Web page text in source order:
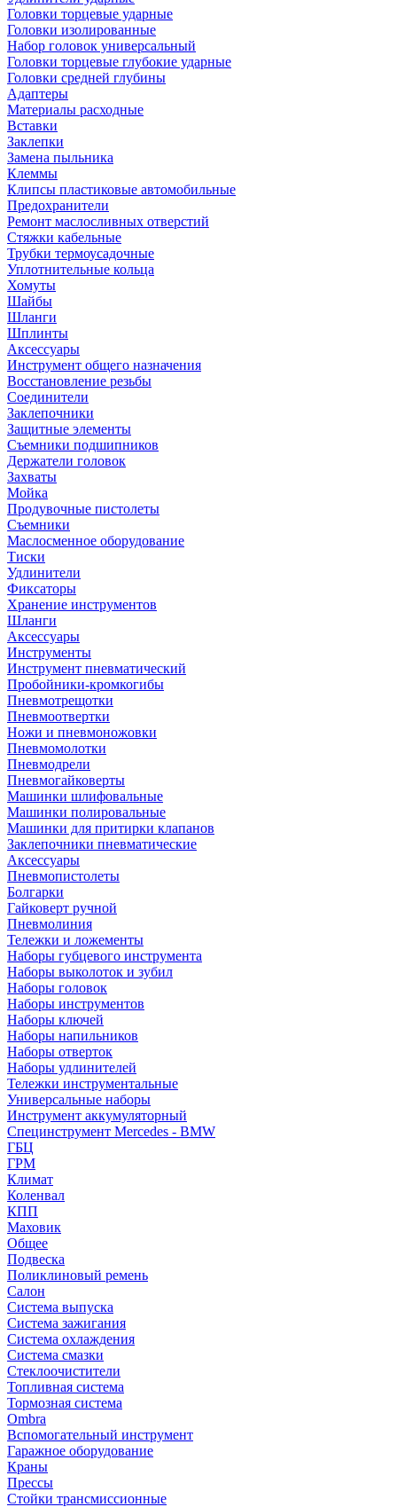
Головки торцевые ударные
Головки изолированные
Набор головок универсальный
Головки торцевые глубокие ударные
Головки средней глубины
Адаптеры
Материалы расходные
Вставки
Заклепки
Замена пыльника
Клеммы
Клипсы пластиковые автомобильные
Предохранители
Ремонт маслосливных отверстий
Стяжки кабельные
Трубки термоусадочные
Уплотнительные кольца
Хомуты
Шайбы
Шланги
Шплинты
Аксессуары
Инструмент общего назначения
Восстановление резьбы
Соединители
Заклепочники
Защитные элементы
Съемники подшипников
Держатели головок
Захваты
Мойка
Продувочные пистолеты
Съемники
Маслосменное оборудование
Тиски
Удлинители
Фиксаторы
Хранение инструментов
Шланги
Аксессуары
Инструменты
Инструмент пневматический
Пробойники-кромкогибы
Пневмотрещотки
Пневмоотвертки
Ножи и пневмоножовки
Пневмомолотки
Пневмодрели
Пневмогайковерты
Машинки шлифовальные
Машинки полировальные
Машинки для притирки клапанов
Заклепочники пневматические
Аксессуары
Пневмопистолеты
Болгарки
Гайковерт ручной
Пневмолиния
Тележки и ложементы
Наборы губцевого инструмента
Наборы выколоток и зубил
Наборы головок
Наборы инструментов
Наборы ключей
Наборы напильников
Наборы отверток
Наборы удлинителей
Тележки инструментальные
Универсальные наборы
Инструмент аккумуляторный
Специнструмент Mercedes - BMW
ГБЦ
ГРМ
Климат
Коленвал
КПП
Маховик
Общее
Подвеска
Поликлиновый ремень
Салон
Система выпуска
Система зажигания
Система охлаждения
Система смазки
Стеклоочистители
Топливная система
Тормозная система
Ombra
Вспомогательный инструмент
Гаражное оборудование
Краны
Прессы
Стойки трансмиссионные